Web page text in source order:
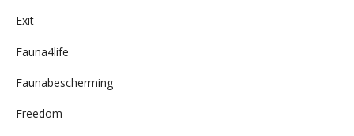
Exit
Fauna4life
Faunabescherming
Freedom